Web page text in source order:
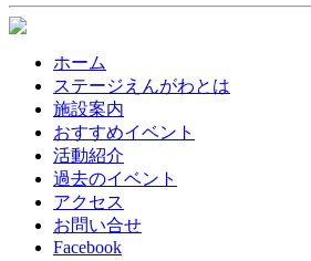
ホーム
ステージえんがわとは
施設案内
おすすめイベント
活動紹介
過去のイベント
アクセス
お問い合せ
Facebook